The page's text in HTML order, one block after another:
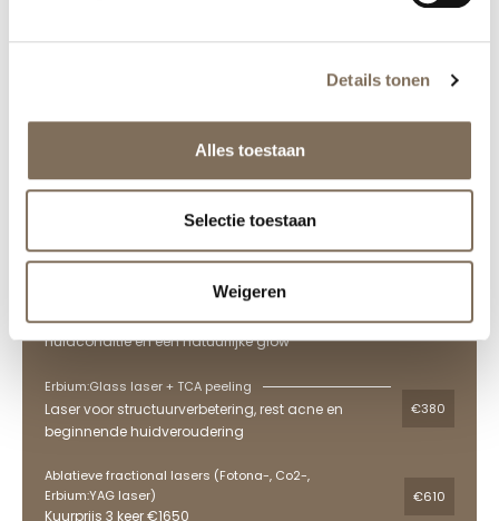
Details tonen
Alles toestaan
Selectie toestaan
Weigeren
TCA 12, 15 of 18%
Laser peeling + Skinbooster met polynucleotide
Laser voor collageenstimulatie gecombineerd met
polynucleotide, DNA gewonnen uit de zalm forel.
€380
TCA peeling gecombineerd met de Chrome laser
voor collageenproductie. Voor verbetering van je
huidconditie en een natuurlijke glow
Erbium:Glass laser + TCA peeling
Laser voor structuurverbetering, rest acne en
beginnende huidveroudering
€380
Ablatieve fractional lasers (Fotona-, Co2-,
Erbium:YAG laser)
Kuurprijs 3 keer €1650
€610